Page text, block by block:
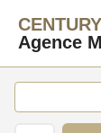
Agence